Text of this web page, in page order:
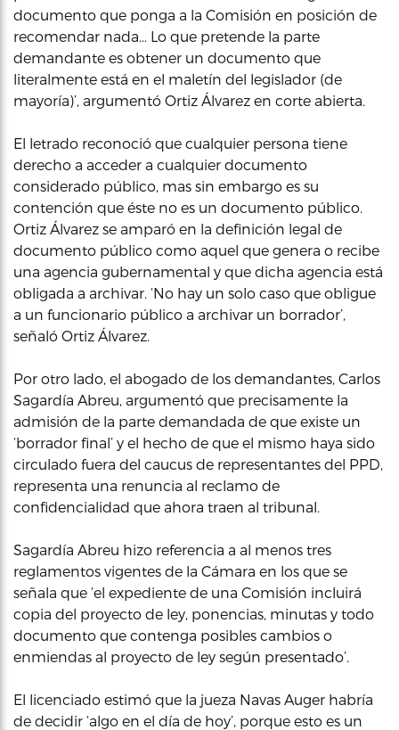
documento que ponga a la Comisión en posición de
recomendar nada… Lo que pretende la parte
demandante es obtener un documento que
literalmente está en el maletín del legislador (de
mayoría)’, argumentó Ortiz Álvarez en corte abierta.
El letrado reconoció que cualquier persona tiene
derecho a acceder a cualquier documento
considerado público, mas sin embargo es su
contención que éste no es un documento público.
Ortiz Álvarez se amparó en la definición legal de
documento público como aquel que genera o recibe
una agencia gubernamental y que dicha agencia está
obligada a archivar. ‘No hay un solo caso que obligue
a un funcionario público a archivar un borrador’,
señaló Ortiz Álvarez.
Por otro lado, el abogado de los demandantes, Carlos
Sagardía Abreu, argumentó que precisamente la
admisión de la parte demandada de que existe un
‘borrador final’ y el hecho de que el mismo haya sido
circulado fuera del caucus de representantes del PPD,
representa una renuncia al reclamo de
confidencialidad que ahora traen al tribunal.
Sagardía Abreu hizo referencia a al menos tres
reglamentos vigentes de la Cámara en los que se
señala que ‘el expediente de una Comisión incluirá
copia del proyecto de ley, ponencias, minutas y todo
documento que contenga posibles cambios o
enmiendas al proyecto de ley según presentado’.
El licenciado estimó que la jueza Navas Auger habría
de decidir ‘algo en el día de hoy’, porque esto es un